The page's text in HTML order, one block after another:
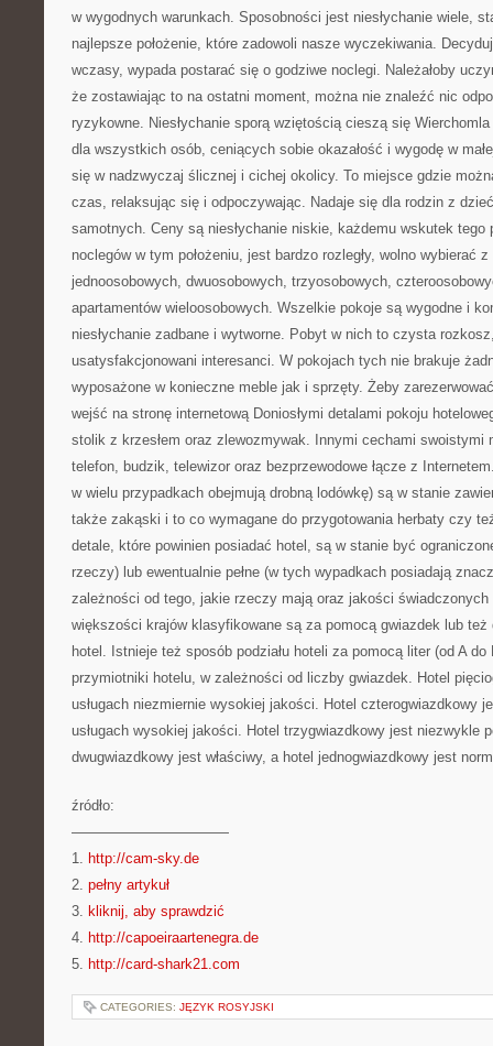
w wygodnych warunkach. Sposobności jest niesłychanie wiele,
najlepsze położenie, które zadowoli nasze wyczekiwania.
wczasy, wypada postarać się o godziwe noclegi. Należałoby
że zostawiając to na ostatni moment, można nie znaleźć nic
ryzykowne. Niesłychanie sporą wziętością cieszą się
dla wszystkich osób, ceniących sobie okazałość i wygodę w
się w nadzwyczaj ślicznej i cichej okolicy. To miejsce gdzie
czas, relaksując się i odpoczywając. Nadaje się dla rodzin z
samotnych. Ceny są niesłychanie niskie, każdemu wskutek tego
noclegów w tym położeniu, jest bardzo rozległy, wolno wybierać
jednoosobowych, dwuosobowych, trzyosobowych,
apartamentów wieloosobowych. Wszelkie pokoje są wygodne i
niesłychanie zadbane i wytworne. Pobyt w nich to czysta
usatysfakcjonowani interesanci. W pokojach tych nie brakuje
wyposażone w konieczne meble jak i sprzęty. Żeby
wejść na stronę internetową Doniosłymi detalami pokoju
stolik z krzesłem oraz zlewozmywak. Innymi cechami swoistymi
telefon, budzik, telewizor oraz bezprzewodowe łącze z
w wielu przypadkach obejmują drobną lodówkę) są w stanie
także zakąski i to co wymagane do przygotowania herbaty czy
detale, które powinien posiadać hotel, są w stanie być
rzeczy) lub ewentualnie pełne (w tych wypadkach posiadają
zależności od tego, jakie rzeczy mają oraz jakości świadczonych
większości krajów klasyfikowane są za pomocą gwiazdek lub też
hotel. Istnieje też sposób podziału hoteli za pomocą liter (od A
przymiotniki hotelu, w zależności od liczby gwiazdek. Hotel
usługach niezmiernie wysokiej jakości. Hotel czterogwiazdkowy
usługach wysokiej jakości. Hotel trzygwiazdkowy jest niezwykle
dwugwiazdkowy jest właściwy, a hotel jednogwiazdkowy jest
źródło:
———————————
1. http://cam-sky.de
2. pełny artykuł
3. kliknij, aby sprawdzić
4. http://capoeiraartenegra.de
5. http://card-shark21.com
CATEGORIES: JĘZYK ROSYJSKI